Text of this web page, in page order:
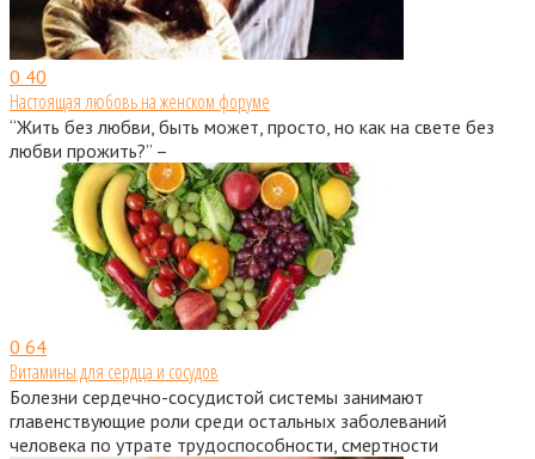
0 40
Настоящая любовь на женском форуме
“Жить без любви, быть может, просто, но как на свете без
любви прожить?” –
0 64
Витамины для сердца и сосудов
Болезни сердечно-сосудистой системы занимают
главенствующие роли среди остальных заболеваний
человека по утрате трудоспособности, смертности